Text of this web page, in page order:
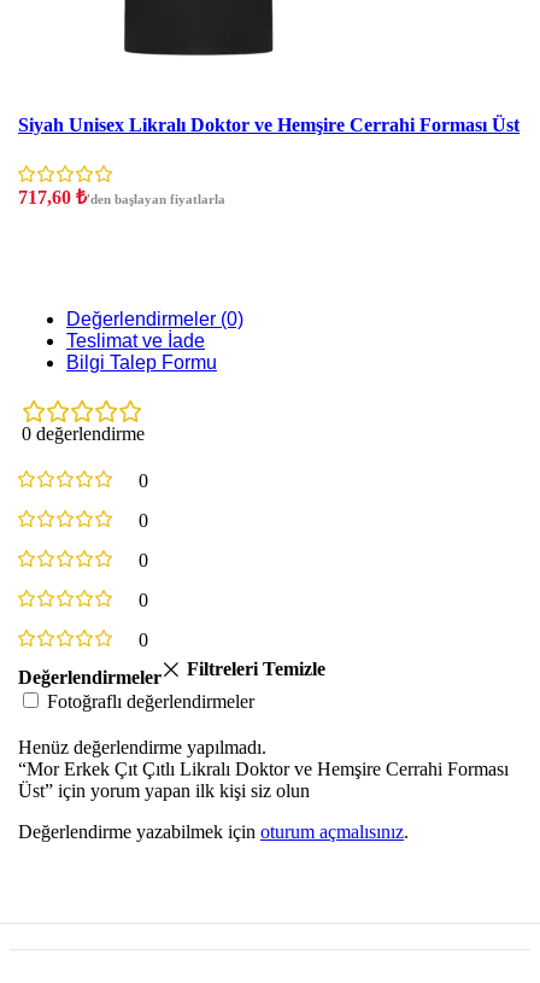
Siyah Unisex Likralı Doktor ve Hemşire Cerrahi Forması Üst
717,60 ₺'den başlayan fiyatlarla
Değerlendirmeler (0)
Teslimat ve İade
Bilgi Talep Formu
0 değerlendirme
0
0
0
0
0
Değerlendirmeler
Filtreleri Temizle
Fotoğraflı değerlendirmeler
Henüz değerlendirme yapılmadı.
“Mor Erkek Çıt Çıtlı Likralı Doktor ve Hemşire Cerrahi Forması
Üst” için yorum yapan ilk kişi siz olun
Değerlendirme yazabilmek için oturum açmalısınız.